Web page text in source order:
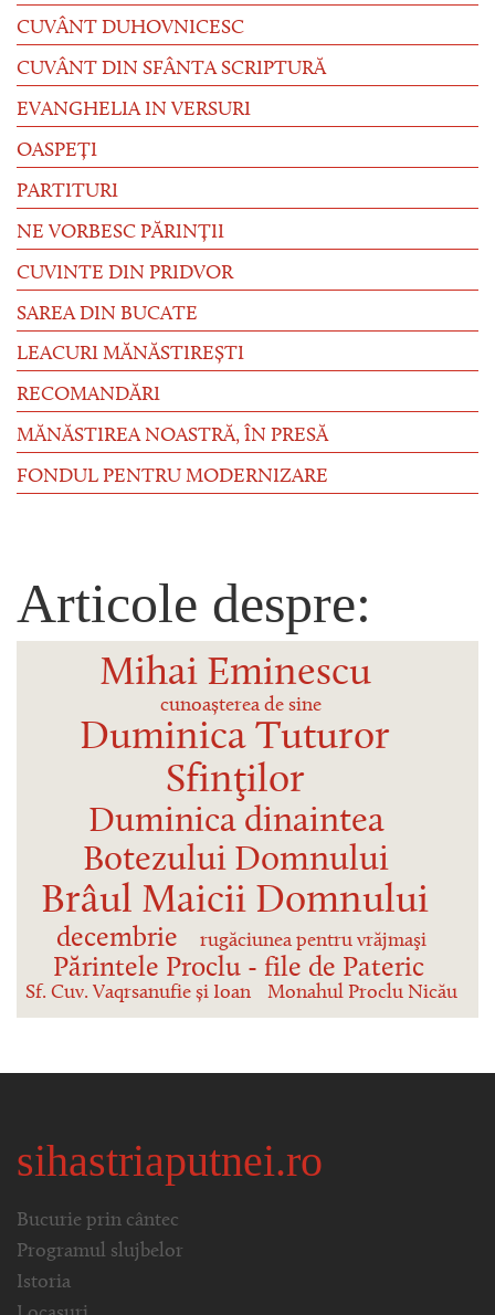
CUVÂNT DUHOVNICESC
CUVÂNT DIN SFÂNTA SCRIPTURĂ
EVANGHELIA IN VERSURI
OASPEȚI
PARTITURI
NE VORBESC PĂRINȚII
CUVINTE DIN PRIDVOR
SAREA DIN BUCATE
LEACURI MĂNĂSTIREȘTI
RECOMANDĂRI
MĂNĂSTIREA NOASTRĂ, ÎN PRESĂ
FONDUL PENTRU MODERNIZARE
Articole despre:
Mihai Eminescu
cunoașterea de sine
Duminica Tuturor
Sfinţilor
Duminica dinaintea
Botezului Domnului
Brâul Maicii Domnului
decembrie rugăciunea pentru vrăjmaşi
Părintele Proclu - file de Pateric
Sf. Cuv. Vaqrsanufie și Ioan Monahul Proclu Nicău
sihastriaputnei.ro
Bucurie prin cântec
Programul slujbelor
Istoria